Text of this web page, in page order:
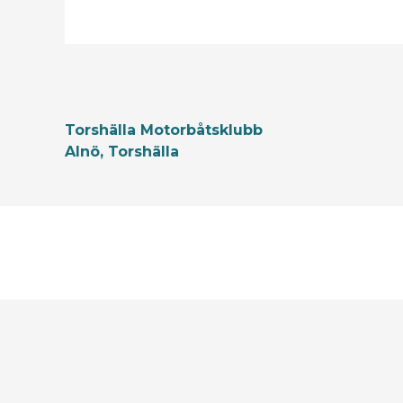
Torshälla Motorbåtsklubb
Alnö, Torshälla